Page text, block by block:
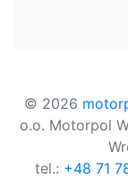
© 2026
o.o. Motorpol
tel.: +48 71